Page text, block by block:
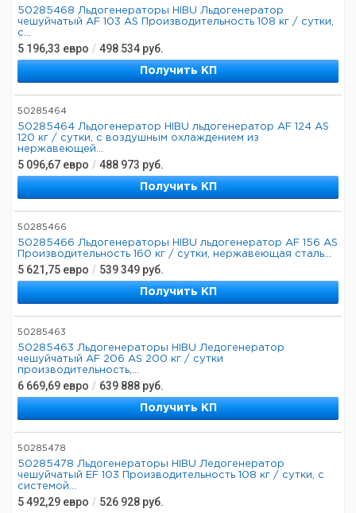
50285468 Льдогенераторы HIBU Льдогенератор
чешуйчатый AF 103 AS Производительность 108 кг / сутки,
с...
5 196,33 евро / 498 534 руб.
Получить КП
50285464
50285464 Льдогенератор HIBU льдогенератор AF 124 AS
120 кг / сутки, с воздушным охлаждением из
нержавеющей...
5 096,67 евро / 488 973 руб.
Получить КП
50285466
50285466 Льдогенераторы HIBU льдогенератор AF 156 AS
Производительность 160 кг / сутки, нержавеющая сталь...
5 621,75 евро / 539 349 руб.
Получить КП
50285463
50285463 Льдогенераторы HIBU Ледогенератор
чешуйчатый AF 206 AS 200 кг / сутки
производительность,...
6 669,69 евро / 639 888 руб.
Получить КП
50285478
50285478 Льдогенераторы HIBU Ледогенератор
чешуйчатый EF 103 Производительность 108 кг / сутки, с
системой...
5 492,29 евро / 526 928 руб.